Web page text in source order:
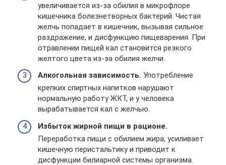
увеличивается из-за обилия в микрофлоре
кишечника болезнетворных бактерий. Чистая
желчь попадает в кишечник, вызывая сильное
раздражение, и дисфункцию пищеварения. При
отравлении пищей кал становится резкого
желтого цвета из-за обилия желчи.
Алкогольная зависимость. Употребление
крепких спиртных напитков нарушают
нормальную работу ЖКТ, и у человека
вырабатывается кал с желчью.
Избыток жирной пищи в рационе.
Переработка пищи с обилием жира, усиливает
кишечную перистальтику и приводит к
дисфункции билиарной системы организма.